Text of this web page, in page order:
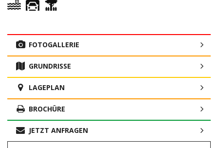
FOTOGALLERIE
GRUNDRISSE
LAGEPLAN
BROCHÜRE
JETZT ANFRAGEN